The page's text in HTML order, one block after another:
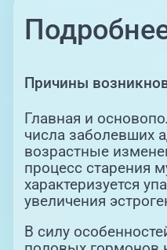
или откладывании
осложнения, как:
почечная
тяжелые состояния.
Причины
Главная и
числа заболевших
возрастные
процесс старения
характеризуется
увеличения
В силу